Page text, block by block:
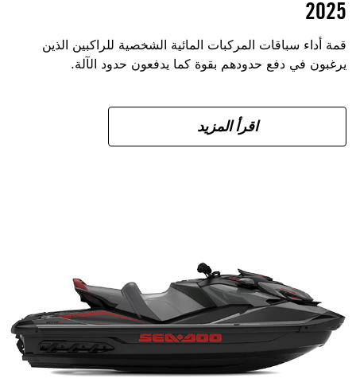
2025
قمة أداء سباقات المركبات المائية الشخصية للراكبين الذين
يرغبون في دفع حدودهم بقوة كما يدفعون حدود الآلة.
اقرأ المزيد